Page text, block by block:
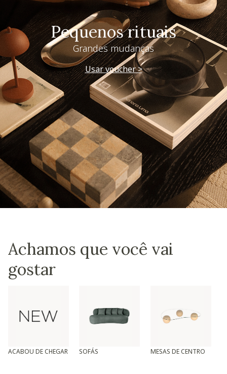
Pequenos rituais
Grandes mudanças
Usar voucher >
Achamos que você vai
gostar
ACABOU DE CHEGAR SOFÁS MESAS DE CENTRO